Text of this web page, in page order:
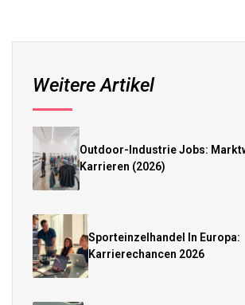
Weitere Artikel
Outdoor-Industrie Jobs:
Karrieren (2026)
Sporteinzelhandel In Europa:
Karrierechancen 2026